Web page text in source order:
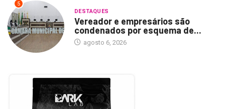
5
DESTAQUES
Vereador e empresários são
condenados por esquema de...
agosto 6, 2026